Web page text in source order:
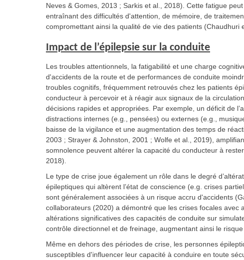
Neves & Gomes, 2013 ; Sarkis et al., 2018). Cette fatigue
entraînant des difficultés d'attention, de mémoire, de
compromettant ainsi la qualité de vie des patients (Chaudhuri
Impact de l’épilepsie sur la conduite
Les troubles attentionnels, la fatigabilité et une charge
d'accidents de la route et de performances de conduite
troubles cognitifs, fréquemment retrouvés chez les patients
conducteur à percevoir et à réagir aux signaux de la
décisions rapides et appropriées. Par exemple, un déficit de
distractions internes (e.g., pensées) ou externes (e.g.,
baisse de la vigilance et une augmentation des temps de
2003 ; Strayer & Johnston, 2001 ; Wolfe et al., 2019),
somnolence peuvent altérer la capacité du conducteur à
2018).
Le type de crise joue également un rôle dans le degré
épileptiques qui altèrent l’état de conscience (e.g. crises
sont généralement associées à un risque accru d'accidents
collaborateurs (2020) a démontré que les crises focales
altérations significatives des capacités de conduite sur
contrôle directionnel et de freinage, augmentant ainsi le risque
Même en dehors des périodes de crise, les personnes
susceptibles d'influencer leur capacité à conduire en toute